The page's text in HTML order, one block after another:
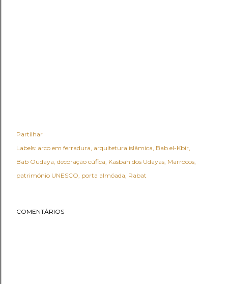
Partilhar
Labels: arco em ferradura arquitetura islâmica Bab el-Kbir
Bab Oudaya decoração cúfica Kasbah dos Udayas Marrocos
património UNESCO porta almóada Rabat
COMENTÁRIOS